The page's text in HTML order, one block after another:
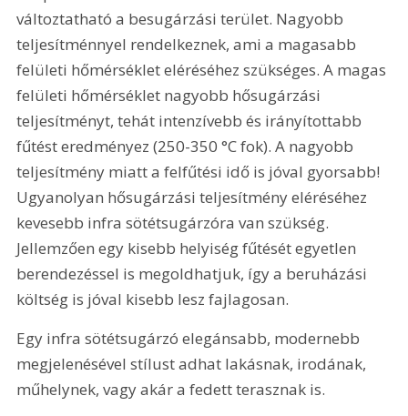
változtatható a besugárzási terület. Nagyobb
teljesítménnyel rendelkeznek, ami a magasabb
felületi hőmérséklet eléréséhez szükséges. A magas
felületi hőmérséklet nagyobb hősugárzási
teljesítményt, tehát intenzívebb és irányítottabb
fűtést eredményez (250-350 °C fok). A nagyobb
teljesítmény miatt a felfűtési idő is jóval gyorsabb!
Ugyanolyan hősugárzási teljesítmény eléréséhez
kevesebb infra sötétsugárzóra van szükség.
Jellemzően egy kisebb helyiség fűtését egyetlen
berendezéssel is megoldhatjuk, így a beruházási
költség is jóval kisebb lesz fajlagosan.
Egy infra sötétsugárzó elegánsabb, modernebb
megjelenésével stílust adhat lakásnak, irodának,
műhelynek, vagy akár a fedett terasznak is.